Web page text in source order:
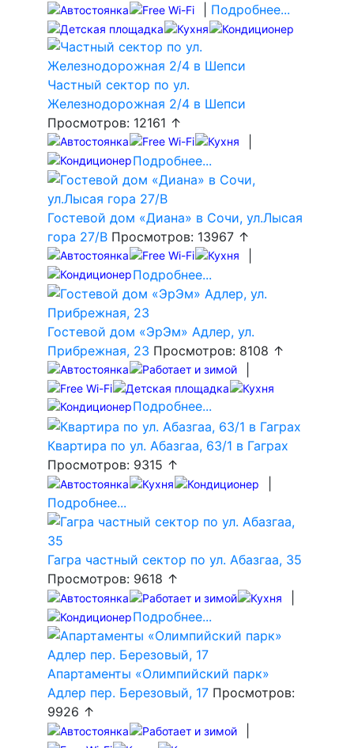
Подробнее...
Частный сектор по ул.
Железнодорожная 2/4 в Шепси
Просмотров: 12161 ↑
Подробнее...
Гостевой дом «Диана» в Сочи, ул.Лысая
гора 27/В Просмотров: 13967 ↑
Подробнее...
Гостевой дом «ЭрЭм» Адлер, ул.
Прибрежная, 23 Просмотров: 8108 ↑
Подробнее...
Квартира по ул. Абазгаа, 63/1 в Гаграх
Просмотров: 9315 ↑
Подробнее...
Гагра частный сектор по ул. Абазгаа, 35
Просмотров: 9618 ↑
Подробнее...
Апартаменты «Олимпийский парк»
Адлер пер. Березовый, 17 Просмотров:
9926 ↑